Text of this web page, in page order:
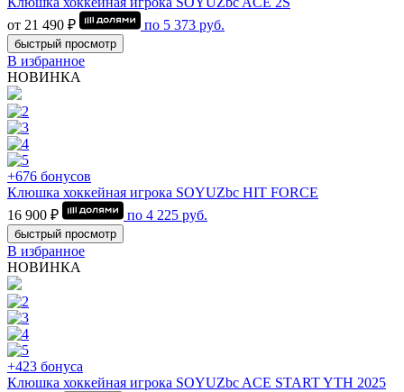
от 21 490 ₽
по 5 373 руб.
быстрый просмотр
В избранное
НОВИНКА
+676 бонусов
Клюшка хоккейная игрока SOYUZbc HIT FORCE
16 900 ₽
по 4 225 руб.
быстрый просмотр
В избранное
НОВИНКА
+423 бонуса
Клюшка хоккейная игрока SOYUZbc ACE START YTH 2025